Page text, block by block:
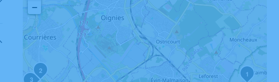
1
2
3
−